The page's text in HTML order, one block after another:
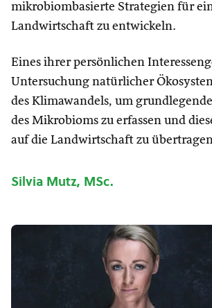
mikrobiombasierte Strategien für
Landwirtschaft zu entwickeln.
Eines ihrer persönlichen
Untersuchung natürlicher
des Klimawandels, um
des Mikrobioms zu erfassen und
auf die Landwirtschaft zu
Silvia Mutz, MSc.